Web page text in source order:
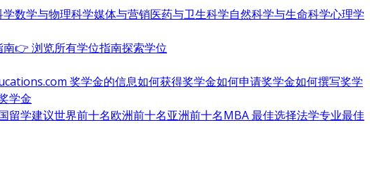
学数学与物理科学媒体与营销医药与卫生科学自然科学与生命科学心理学
南👉 浏览所有学位指南探索学位
奖学金的信息如何获得奖学金如何申请奖学金如何撰写奖学
学金
留学建议世界前十名欧洲前十名亚洲前十名MBA 最佳选择法学专业最佳